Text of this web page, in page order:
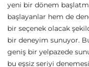
yeni bir dönem
başlayanlar hem de
bir seçenek olacak
bir deneyim sunuyor.
geniş bir yelpazede
bu eşsiz seriyi